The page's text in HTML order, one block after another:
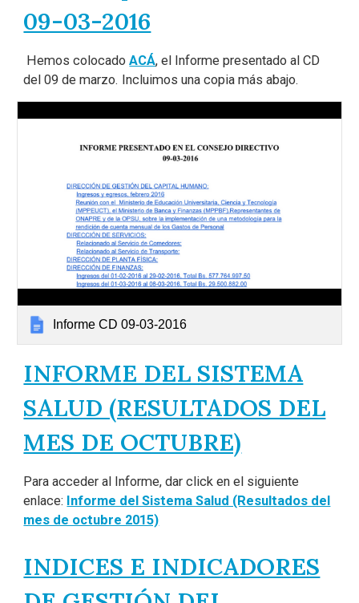
09-03-2016
Hemos colocadoACÁ, el Informe presentado al CD
del 09 de marzo. Incluimos una copia más abajo.
Informe CD 09-03-2016
INFORME DEL SISTEMA
SALUD (RESULTADOS DEL
MES DE OCTUBRE)
Para acceder al Informe, dar click en el siguiente
enlace: Informe del Sistema Salud (Resultados del
mes de octubre 2015)
INDICES E INDICADORES